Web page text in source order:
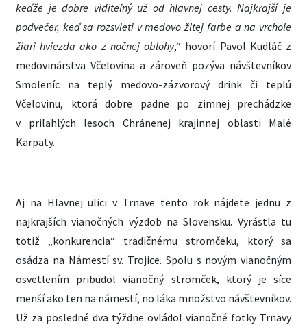
keďže je dobre viditeľný už od hlavnej cesty. Najkrajší je
podvečer, keď sa rozsvieti v medovo žltej farbe a na vrchole
žiari hviezda ako z nočnej oblohy,“ hovorí Pavol Kudláč z
medovinárstva Včelovina a zároveň pozýva návštevníkov
Smoleníc na teplý medovo-zázvorový drink či teplú
Včelovinu, ktorá dobre padne po zimnej prechádzke
v priľahlých lesoch Chránenej krajinnej oblasti Malé
Karpaty.
Aj na Hlavnej ulici v Trnave tento rok nájdete jednu z
najkrajších vianočných výzdob na Slovensku. Vyrástla tu
totiž „konkurencia“ tradičnému stromčeku, ktorý sa
osádza na Námestí sv. Trojice. Spolu s novým vianočným
osvetlením pribudol vianočný stromček, ktorý je síce
menší ako ten na námestí, no láka množstvo návštevníkov.
Už za posledné dva týždne ovládol vianočné fotky Trnavy